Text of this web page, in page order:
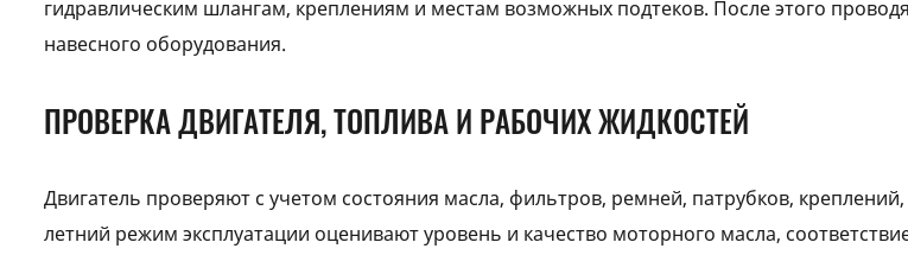
гидравлическим шлангам, креплениям и местам возможных подтеков. После этого
навесного оборудования.
ПРОВЕРКА ДВИГАТЕЛЯ, ТОПЛИВА И РАБОЧИХ ЖИДКОСТЕЙ
Двигатель проверяют с учетом состояния масла, фильтров, ремней, патрубков,
летний режим эксплуатации оценивают уровень и качество моторного масла,